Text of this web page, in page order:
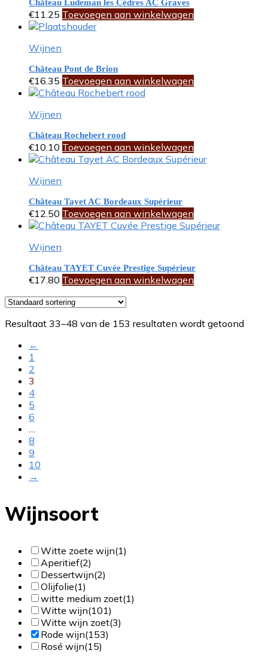
Château Ludeman les Cèdres AC Graves
€11.25 Toevoegen aan winkelwagen
Wijnen
Château Pont de Brion
€16.35 Toevoegen aan winkelwagen
Wijnen
Château Rochebert rood
€10.10 Toevoegen aan winkelwagen
Wijnen
Château Tayet AC Bordeaux Supérieur
€12.50 Toevoegen aan winkelwagen
Wijnen
Château TAYET Cuvée Prestige Supérieur
€17.80 Toevoegen aan winkelwagen
Resultaat 33–48 van de 153 resultaten wordt getoond
←
1
2
3
4
5
6
…
8
9
10
→
Wijnsoort
Witte zoete wijn(1)
Aperitief(2)
Dessertwijn(2)
Olijfolie(1)
witte medium zoet(1)
Witte wijn(101)
Witte wijn zoet(3)
Rode wijn(153)
Rosé wijn(15)